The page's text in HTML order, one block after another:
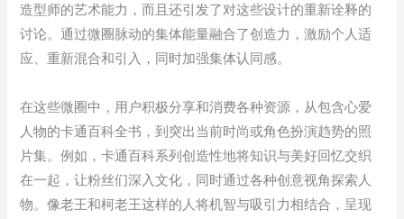
造型师的艺术能力，而且还引发了对这些设计的重新诠释的
讨论。通过微圈脉动的集体能量融合了创造力，激励个人适
应、重新混合和引入，同时加强集体认同感。
在这些微圈中，用户积极分享和消费各种资源，从包含心爱
人物的卡通百科全书，到突出当前时尚或角色扮演趋势的照
片集。例如，卡通百科系列创造性地将知识与美好回忆交织
在一起，让粉丝们深入文化，同时通过各种创意视角探索人
物。像老王和柯老王这样的人将机智与吸引力相结合，呈现